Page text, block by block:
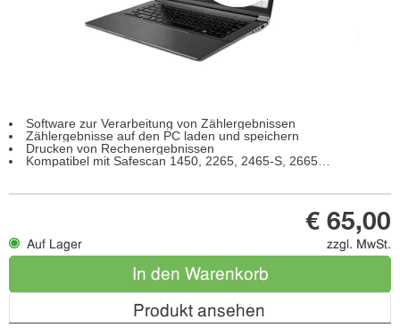
Software zur Verarbeitung von Zählergebnissen
Zählergebnisse auf den PC laden und speichern
Drucken von Rechenergebnissen
Kompatibel mit Safescan 1450, 2265, 2465-S, 2665-S, 2685-S, 2865-S, 2865-SC, 2985-SC, 2985-SX, 2995-SC, 2995-SX, 6165, 6175, 6185
Auf Lager
€ 65,00
zzgl. MwSt.
In den Warenkorb
Produkt ansehen